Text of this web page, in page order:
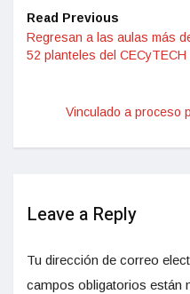
Read Previous
Regresan a las aulas más
52 planteles del CECyTECH
Vinculado a proceso
Leave a Reply
Tu dirección de correo
campos obligatorios están